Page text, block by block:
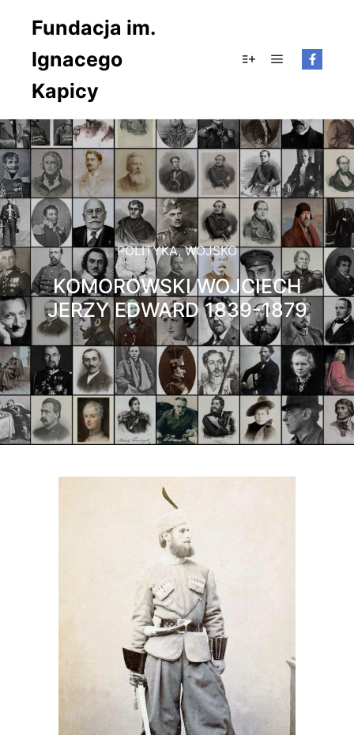
Fundacja im.
Ignacego
Kapicy
POLITYKA,WOJSKO
KOMOROWSKI WOJCIECH
JERZY EDWARD 1839-1879